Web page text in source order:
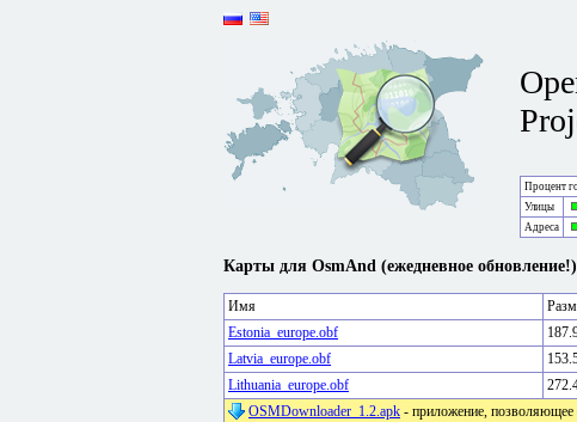
Процент
Улицы
Адреса
Карты для OsmAnd (ежедневное обновление!)
Имя
Estonia_europe.obf
Latvia_europe.obf
Lithuania_europe.obf
OSMDownloader_1.2.apk - приложение, позволяющее